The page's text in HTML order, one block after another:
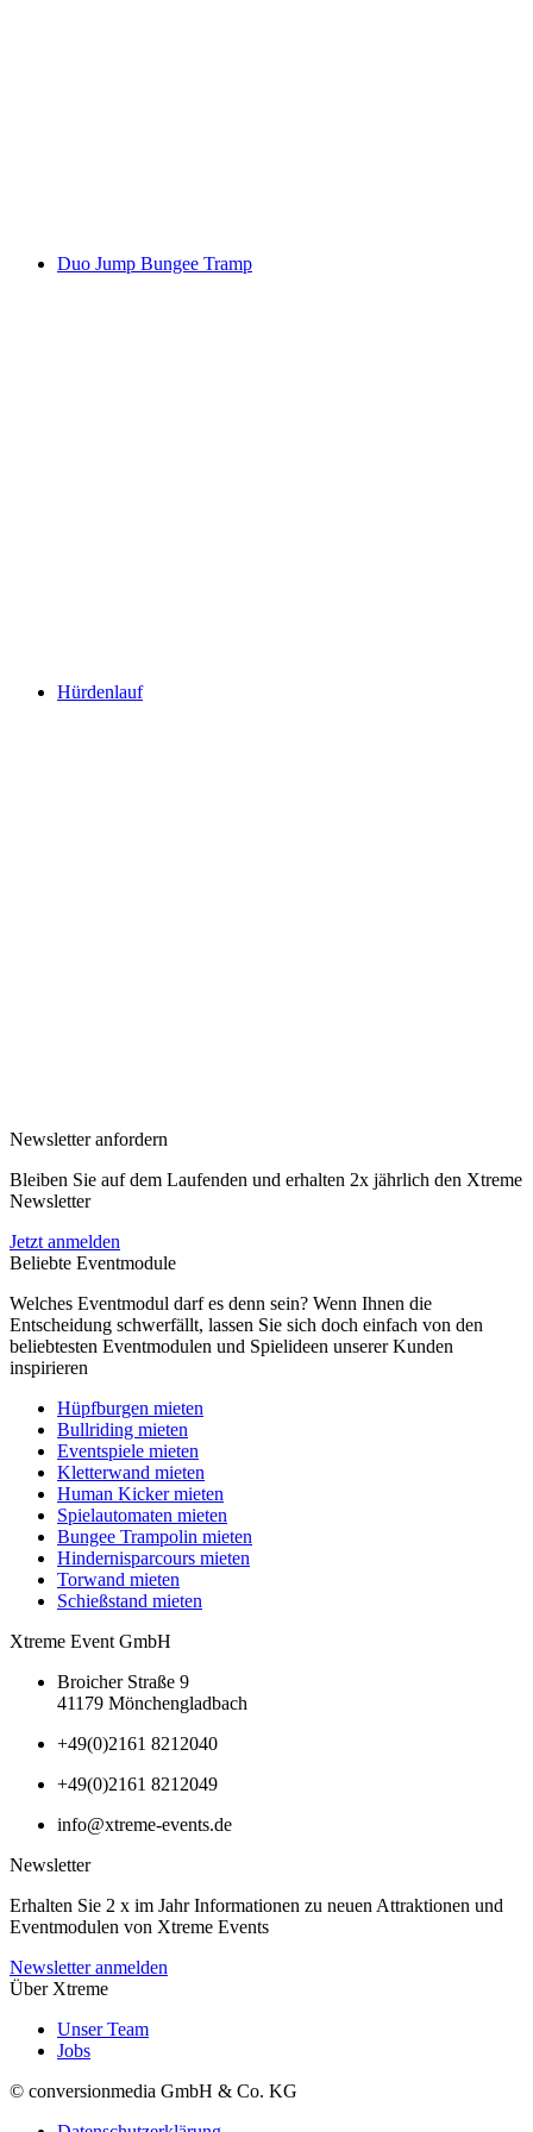
Duo Jump Bungee Tramp
Hürdenlauf
Newsletter anfordern
Bleiben Sie auf dem Laufenden und erhalten 2x jährlich den Xtreme
Newsletter
Jetzt anmelden
Beliebte Eventmodule
Welches Eventmodul darf es denn sein? Wenn Ihnen die
Entscheidung schwerfällt, lassen Sie sich doch einfach von den
beliebtesten Eventmodulen und Spielideen unserer Kunden
inspirieren
Hüpfburgen mieten
Bullriding mieten
Eventspiele mieten
Kletterwand mieten
Human Kicker mieten
Spielautomaten mieten
Bungee Trampolin mieten
Hindernisparcours mieten
Torwand mieten
Schießstand mieten
Xtreme Event GmbH
Broicher Straße 9
41179 Mönchengladbach
+49(0)2161 8212040
+49(0)2161 8212049
info@xtreme-events.de
Newsletter
Erhalten Sie 2 x im Jahr Informationen zu neuen Attraktionen und
Eventmodulen von Xtreme Events
Newsletter anmelden
Über Xtreme
Unser Team
Jobs
© conversionmedia GmbH & Co. KG